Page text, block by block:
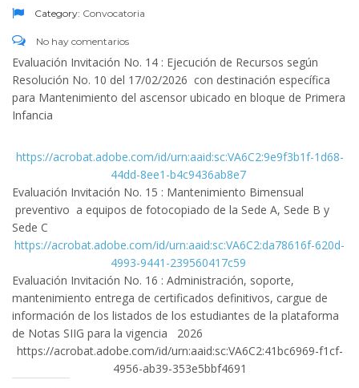
Category: Convocatoria
No hay comentarios
Evaluación Invitación No. 14 : Ejecución de Recursos según
Resolución No. 10 del 17/02/2026 con destinación específica
para Mantenimiento del ascensor ubicado en bloque de Primera
Infancia
https://acrobat.adobe.com/id/urn:aaid:sc:VA6C2:9e9f3b1f-1d68-
44dd-8ee1-b4c9436ab8e7
Evaluación Invitación No. 15 : Mantenimiento Bimensual
preventivo a equipos de fotocopiado de la Sede A, Sede B y
Sede C
https://acrobat.adobe.com/id/urn:aaid:sc:VA6C2:da78616f-620d-
4993-9441-239560417c59
Evaluación Invitación No. 16 : Administración, soporte,
mantenimiento entrega de certificados definitivos, cargue de
información de los listados de los estudiantes de la plataforma
de Notas SIIG para la vigencia 2026
https://acrobat.adobe.com/id/urn:aaid:sc:VA6C2:41bc6969-f1cf-
4956-ab39-353e5bbf4691